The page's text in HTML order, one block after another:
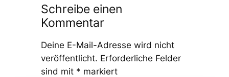
Schreibe einen
Kommentar
Deine E-Mail-Adresse wird nicht
veröffentlicht. Erforderliche Felder
sind mit * markiert